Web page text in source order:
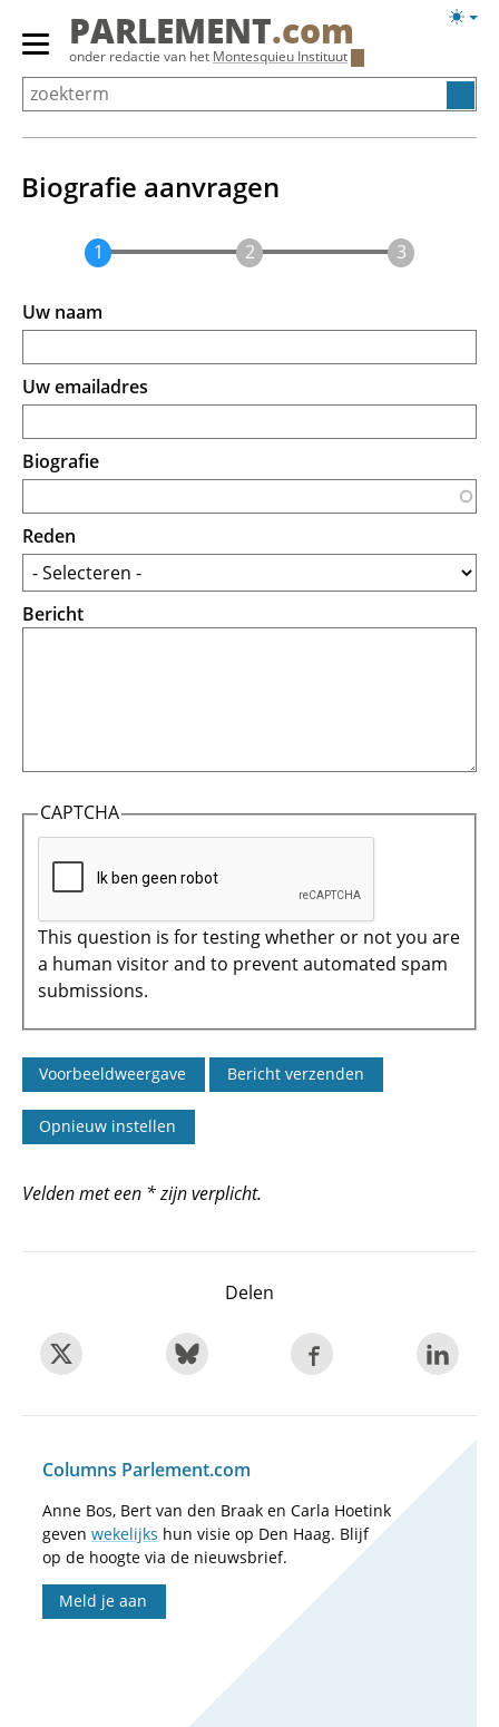
Overslaan
Primair
menu
tonen/verbergen
PARLEMENT.com
onder redactie van het Montesquieu Instituut
Biografie aanvragen
Uw naam
Uw emailadres
Biografie
Reden
Bericht
CAPTCHA
This question is for testing whether or not you are
a human visitor and to prevent automated spam
submissions.
Velden met een * zijn verplicht.
Delen
Columns Parlement.com
Anne Bos, Bert van den Braak en Carla Hoetink
geven wekelijks hun visie op Den Haag. Blijf
op de hoogte via de nieuwsbrief.
Meld je aan